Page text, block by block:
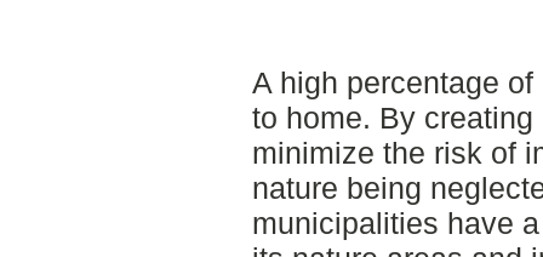
A high percentage
to home. By
minimize the risk of
nature being
municipalities have